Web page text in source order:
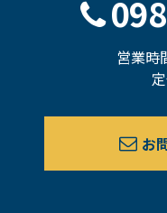
営業時
お